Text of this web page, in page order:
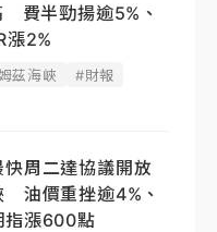
費半勁揚逾5%、
漲2%
茲海峽
#財報
周二達協議開放
油價重挫逾4%、
指漲600點